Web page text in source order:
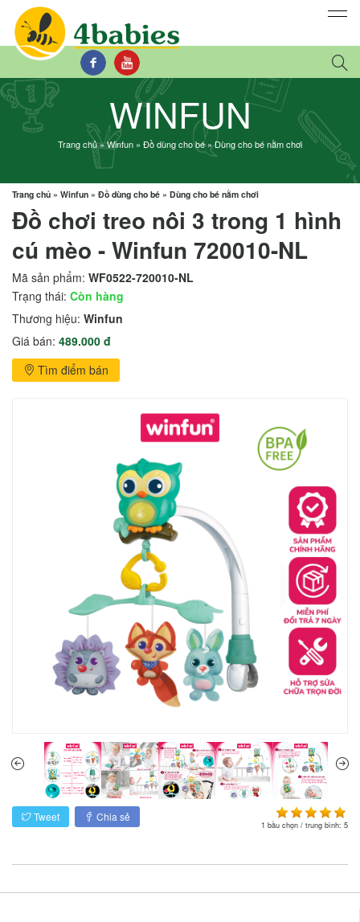
WINFUN
Trang chủ»Winfun » Đồ dùng cho bé»Dùng cho bé nằm chơi
Trang chủ » Winfun » Đồ dùng cho bé » Dùng cho bé nằm chơi
Đồ chơi treo nôi 3 trong 1 hình
cú mèo - Winfun 720010-NL
Mã sản phẩm: WF0522-720010-NL
Trạng thái: Còn hàng
Thương hiệu: Winfun
Giá bán: 489.000 đ
Tìm điểm bán
1 bầu chọn / trung bình: 5
Tweet Chia sẻ